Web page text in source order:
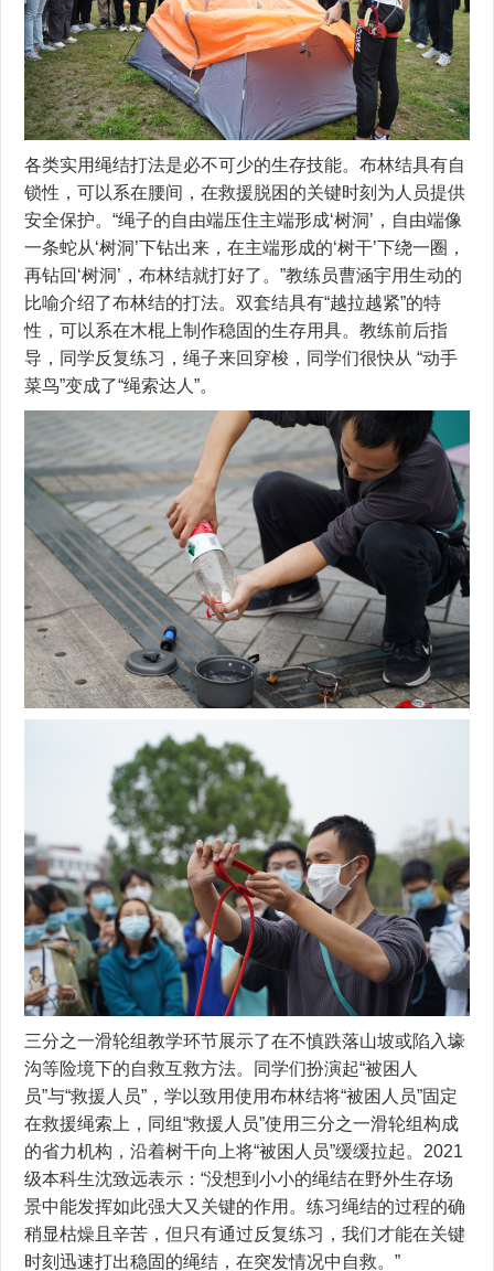
各类实用绳结打法是必不可少的生存技能。布林结具有自
锁性，可以系在腰间，在救援脱困的关键时刻为人员提供
安全保护。“绳子的自由端压住主端形成‘树洞’，自由端像
一条蛇从‘树洞’下钻出来，在主端形成的‘树干’下绕一圈，
再钻回‘树洞’，布林结就打好了。”教练员曹涵宇用生动的
比喻介绍了布林结的打法。双套结具有“越拉越紧”的特
性，可以系在木棍上制作稳固的生存用具。教练前后指
导，同学反复练习，绳子来回穿梭，同学们很快从 “动手
菜鸟”变成了“绳索达人”。
三分之一滑轮组教学环节展示了在不慎跌落山坡或陷入壕
沟等险境下的自救互救方法。同学们扮演起“被困人
员”与“救援人员”，学以致用使用布林结将“被困人员”固定
在救援绳索上，同组“救援人员”使用三分之一滑轮组构成
的省力机构，沿着树干向上将“被困人员”缓缓拉起。2021
级本科生沈致远表示：“没想到小小的绳结在野外生存场
景中能发挥如此强大又关键的作用。练习绳结的过程的确
稍显枯燥且辛苦，但只有通过反复练习，我们才能在关键
时刻迅速打出稳固的绳结，在突发情况中自救。”